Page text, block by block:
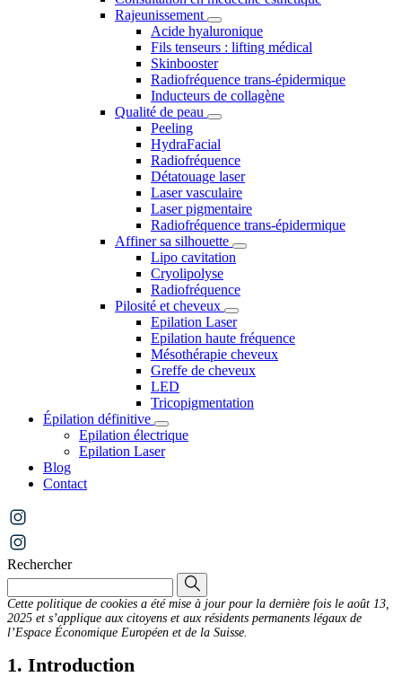
Rajeunissement
Acide hyaluronique
Fils tenseurs : lifting médical
Skinbooster
Radiofréquence trans-épidermique
Inducteurs de collagène
Qualité de peau
Peeling
HydraFacial
Radiofréquence
Détatouage laser
Laser vasculaire
Laser pigmentaire
Radiofréquence trans-épidermique
Affiner sa silhouette
Lipo cavitation
Cryolipolyse
Radiofréquence
Pilosité et cheveux
Epilation Laser
Epilation haute fréquence
Mésothérapie cheveux
Greffe de cheveux
LED
Tricopigmentation
Épilation définitive
Epilation électrique
Epilation Laser
Blog
Contact
Rechercher
Cette politique de cookies a été mise à jour pour la dernière fois le août 13,
2025 et s’applique aux citoyens et aux résidents permanents légaux de
l’Espace Économique Européen et de la Suisse.
1. Introduction